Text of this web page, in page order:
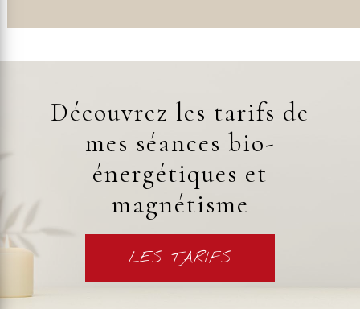
Découvrez les tarifs de
mes séances bio-
énergétiques et
magnétisme
LES TARIFS